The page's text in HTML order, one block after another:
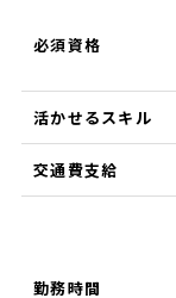
必須資格
活かせるスキル
交通費支給
勤務時間